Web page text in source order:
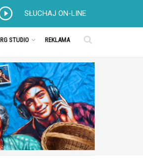
SŁUCHAJ ON-LINE
RG STUDIO REKLAMA